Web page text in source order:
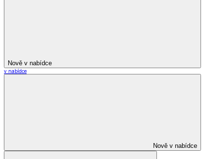
Nově v nabídce
v nabídce
Nově v nabídce